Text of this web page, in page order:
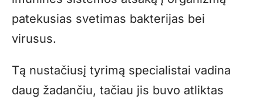
patekusias svetimas bakterijas bei
virusus.
Tą nustačiusį tyrimą specialistai vadina
daug žadančiu, tačiau jis buvo atliktas